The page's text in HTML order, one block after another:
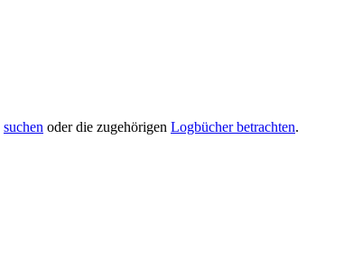
suchen oder die zugehörigen Logbücher betrachten.